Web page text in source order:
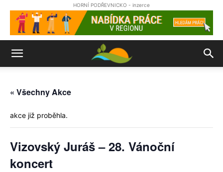
HORNÍ PODŘEVNICKO - inzerce
« Všechny Akce
akce již proběhla.
Vizovský Juráš – 28. Vánoční
koncert